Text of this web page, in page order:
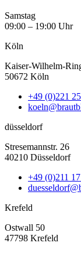
Samstag
09:00 – 19:00 Uhr
Köln
Kaiser-Wilhelm-
50672 Köln
+49 (0)221
düsseldorf
Stresemannstr. 26
40210 Düsseldorf
+49 (0)211
Krefeld
Ostwall 50
47798 Krefeld